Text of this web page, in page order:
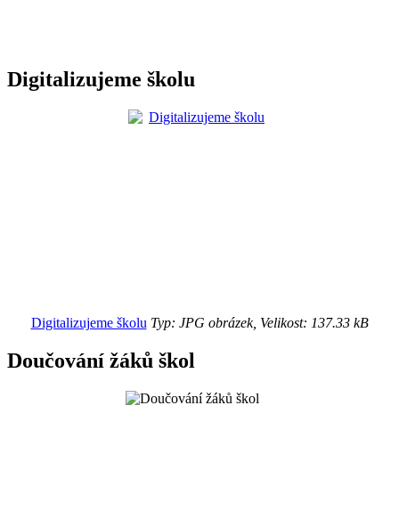
Digitalizujeme školu
Digitalizujeme školu Typ: JPG obrázek, Velikost: 137.33 kB
Doučování žáků škol